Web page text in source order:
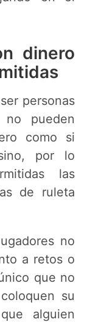
dinero
personas
pueden
como si
por lo
las
de ruleta
no
a retos o
que no
su
alguien